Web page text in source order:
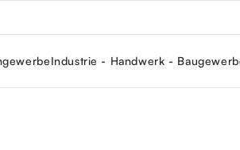
Industrie - Handwerk -